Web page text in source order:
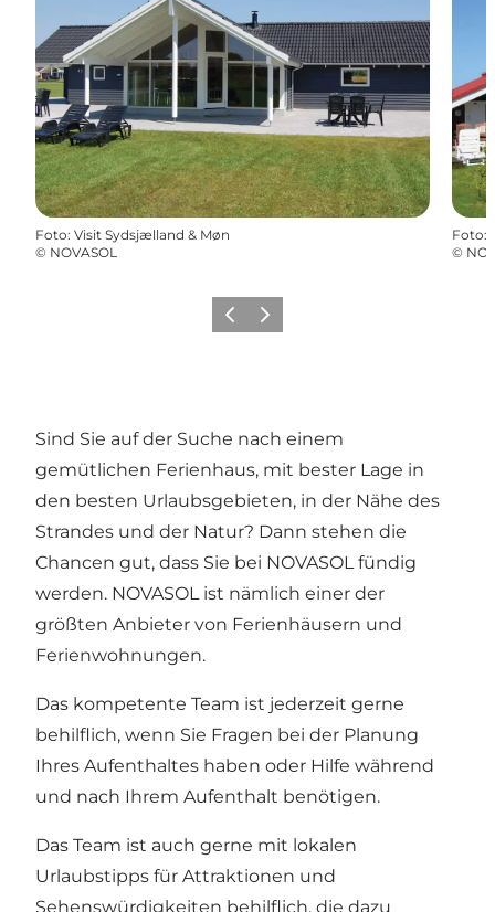
Foto: Visit Sydsjælland & Møn
© NOVASOL
Foto:
©
ZurückWeiter
Sind Sie auf der Suche nach einem
gemütlichen Ferienhaus, mit bester Lage in
den besten Urlaubsgebieten, in der Nähe des
Strandes und der Natur? Dann stehen die
Chancen gut, dass Sie bei NOVASOL fündig
werden. NOVASOL ist nämlich einer der
größten Anbieter von Ferienhäusern und
Ferienwohnungen.
Das kompetente Team ist jederzeit gerne
behilflich, wenn Sie Fragen bei der Planung
Ihres Aufenthaltes haben oder Hilfe während
und nach Ihrem Aufenthalt benötigen.
Das Team ist auch gerne mit lokalen
Urlaubstipps für Attraktionen und
Sehenswürdigkeiten behilflich, die dazu